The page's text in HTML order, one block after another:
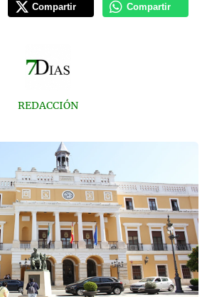
Compartir Compartir
REDACCIÓN